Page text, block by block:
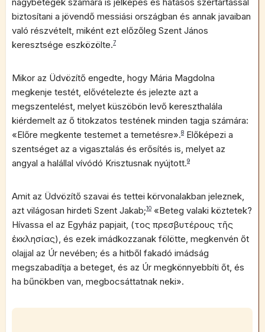
biztosítani a jövendő messiási országban és annak javaiban
való részvételt, miként ezt előzőleg Szent János
keresztsége eszközölte.7
Mikor az Üdvözítő engedte, hogy Mária Magdolna
megkenje testét, elővételezte és jelezte azt a
megszentelést, melyet küszöbön levő kereszthalála
kiérdemelt az ő titokzatos testének minden tagja számára:
«Előre megkente testemet a temetésre».8 Előképezi a
szentséget az a vigasztalás és erősítés is, melyet az
angyal a halállal vívódó Krisztusnak nyújtott.9
Amit az Üdvözítő szavai és tettei körvonalakban jeleznek,
azt világosan hirdeti Szent Jakab;10 «Beteg valaki köztetek?
Hívassa el az Egyház papjait, (τοὺς πρεσβυτέρους τῆς
ἐκκλησίας), és ezek imádkozzanak fölötte, megkenvén őt
olajjal az Úr nevében; és a hitből fakadó imádság
megszabadítja a beteget, és az Úr megkönnyebbíti őt, és
ha bűnökben van, megbocsáttatnak neki».